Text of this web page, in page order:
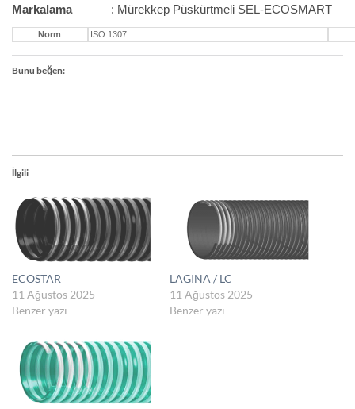
Markalama : Mürekkep Püskürtmeli SEL-ECOSMART
Norm ISO 1307
Bunu beğen:
İlgili
ECOSTAR
11 Ağustos 2025
Benzer yazı
LAGINA / LC
11 Ağustos 2025
Benzer yazı